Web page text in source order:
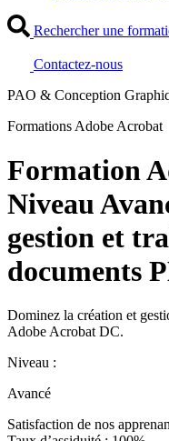
Rechercher une
Contactez-nous
PAO & Conception
Formations Adobe Acrobat
Formation
Niveau
gestion et
documents
Dominez la création et
Adobe Acrobat DC.
Niveau :
Avancé
Satisfaction de nos